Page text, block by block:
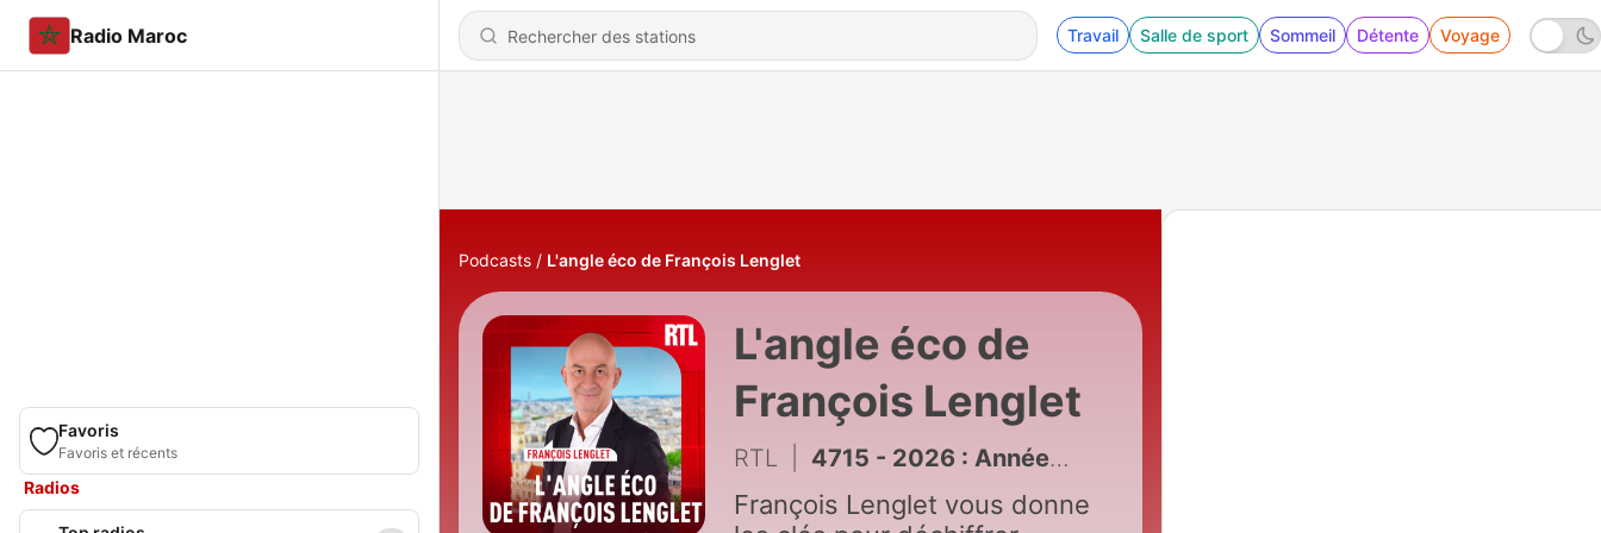
Radio Maroc Travail Salle de sport Sommeil Détente Voyage
Favoris
Favoris et récents
Radios
Podcasts L'angle éco de François Lenglet
L'angle éco de
François Lenglet
RTL 4715 - 2026 : Année à deux face pour l'industrie du jeu vidéo
François Lenglet vous donne